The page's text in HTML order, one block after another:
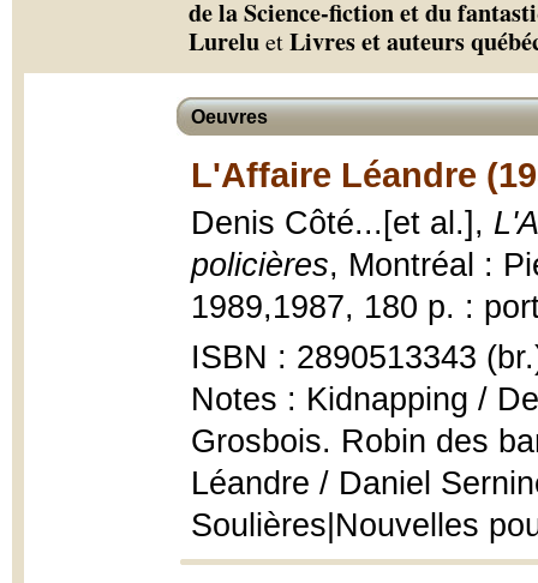
de la Science-fiction et du
LureluetLivres et auteurs
Oeuvres
L'Affaire Léandre
Denis Côté...[et al.],
policières, Montréal :
1989,1987, 180 p. :
ISBN : 2890513343
Notes : Kidnapping /
Grosbois. Robin des
Léandre / Daniel
Soulières|Nouvelles